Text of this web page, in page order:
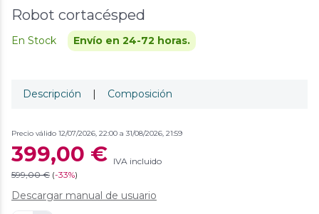
Robot cortacésped
En Stock Envío en 24-72 horas.
Descripción | Composición
Precio válido 12/07/2026, 22:00 a 31/08/2026, 21:59
399,00 € IVA incluido
599,00 € (-33%)
Descargar manual de usuario